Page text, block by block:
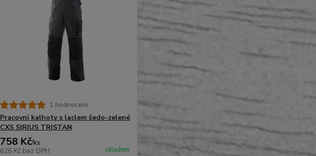
1 hodnocení
Pracovní kalhoty s laclem šedo-zelené
CXS SIRIUS TRISTAN
758 Kč/ks
626 Kč bez DPH skladem